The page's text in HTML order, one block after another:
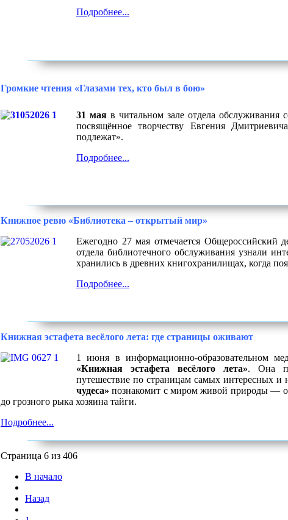
Подробнее...
Громкие чтения «Глазами тех, кто был в бою»
31 мая в читальном зале отдела обслуживания
посвящённое творчеству Евгения
подлежат».
Подробнее...
Книжное ревю «Библиотека – открытый мир»
Ежегодно 27 мая отмечается Общероссийский
отдела библиотечного обслуживания узнали
хранились в древних книгохранилищах, когда
Подробнее...
Книжная эстафета весёлого лета: где страницы оживают
1 июня в информационно-образовательном
«Книжная эстафета весёлого лета». Она
путешествие по страницам самых интересных и
чудеса» познакомит с миром живой природы —
до грозного рыка хозяина тайги.
Подробнее...
Страница 6 из 406
В начало
Назад